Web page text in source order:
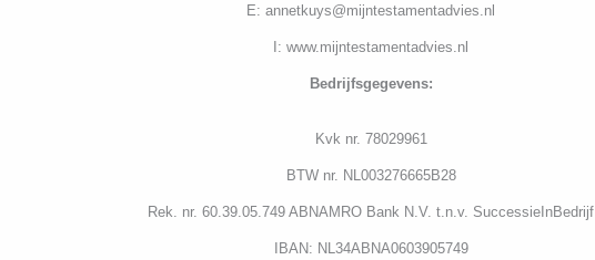
E: annetkuys@mijntestamentadvies.nl
I: www.mijntestamentadvies.nl
Bedrijfsgegevens:
Kvk nr. 78029961
BTW nr. NL003276665B28
Rek. nr. 60.39.05.749 ABNAMRO Bank N.V. t.n.v. SuccessieInBedrijf
IBAN: NL34ABNA0603905749